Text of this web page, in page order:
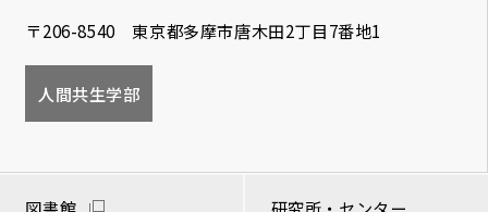
〒206-8540 東京都多摩市唐木田2丁目7番地1
人間共生学部